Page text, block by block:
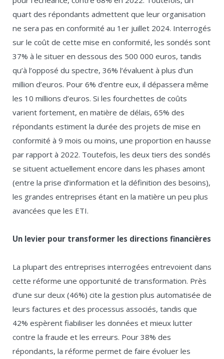
quart des répondants admettent que leur organisation
ne sera pas en conformité au 1er juillet 2024. Interrogés
sur le coût de cette mise en conformité, les sondés sont
37% à le situer en dessous des 500 000 euros, tandis
qu’à l’opposé du spectre, 36% l’évaluent à plus d’un
million d’euros. Pour 6% d’entre eux, il dépassera même
les 10 millions d’euros. Si les fourchettes de coûts
varient fortement, en matière de délais, 65% des
répondants estiment la durée des projets de mise en
conformité à 9 mois ou moins, une proportion en hausse
par rapport à 2022. Toutefois, les deux tiers des sondés
se situent actuellement encore dans les phases amont
(entre la prise d’information et la définition des besoins),
les grandes entreprises étant en la matière un peu plus
avancées que les ETI.
Un levier pour transformer les directions financières
La plupart des entreprises interrogées entrevoient dans
cette réforme une opportunité de transformation. Près
d’une sur deux (46%) cite la gestion plus automatisée de
leurs factures et des processus associés, tandis que
42% espèrent fiabiliser les données et mieux lutter
contre la fraude et les erreurs. Pour 38% des
répondants, la réforme permet de faire évoluer les